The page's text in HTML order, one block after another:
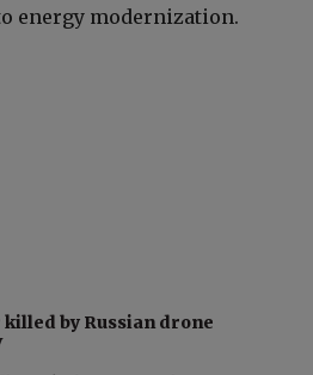
energy modernization.
by Russian drone